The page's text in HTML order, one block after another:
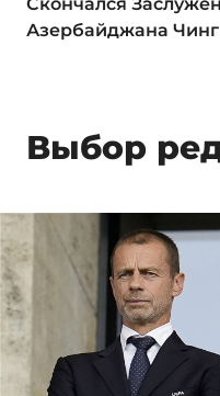
Азербайджана
Выбор